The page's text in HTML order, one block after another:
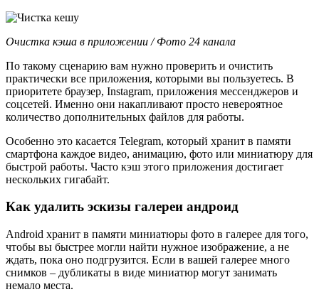
Очистка кэша в приложении / Фото 24 канала
По такому сценарию вам нужно проверить и очистить
практически все приложения, которыми вы пользуетесь. В
приоритете браузер, Instagram, приложения мессенджеров и
соцсетей. Именно они накапливают просто невероятное
количество дополнительных файлов для работы.
Особенно это касается Telegram, который хранит в памяти
смартфона каждое видео, анимацию, фото или миниатюру для
быстрой работы. Часто кэш этого приложения достигает
нескольких гигабайт.
Как удалить эскизы галереи андроид
Android хранит в памяти миниатюры фото в галерее для того,
чтобы вы быстрее могли найти нужное изображение, а не
ждать, пока оно подгрузится. Если в вашей галерее много
снимков – дубликаты в виде миниатюр могут занимать
немало места.